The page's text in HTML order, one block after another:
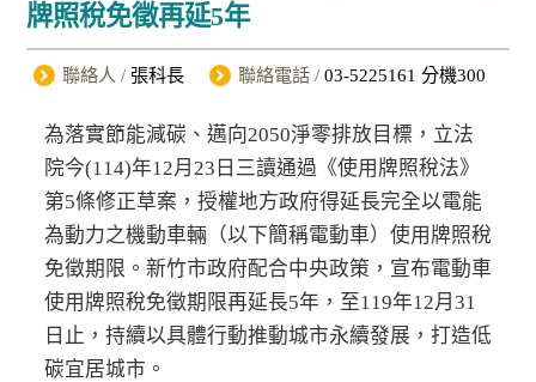
牌照稅免徵再延5年
聯絡人 / 張科長 聯絡電話 / 03-5225161 分機300
為落實節能減碳、邁向2050淨零排放目標，立法
院今(114)年12月23日三讀通過《使用牌照稅法》
第5條修正草案，授權地方政府得延長完全以電能
為動力之機動車輛（以下簡稱電動車）使用牌照稅
免徵期限。新竹市政府配合中央政策，宣布電動車
使用牌照稅免徵期限再延長5年，至119年12月31
日止，持續以具體行動推動城市永續發展，打造低
碳宜居城市。